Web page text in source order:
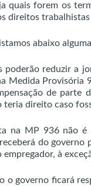
quais forem os
direitos
abaixo
poderão reduzir a
Medida Provisória
de parte
teria direito caso
na MP 936 não
do governo
à
o governo ficará